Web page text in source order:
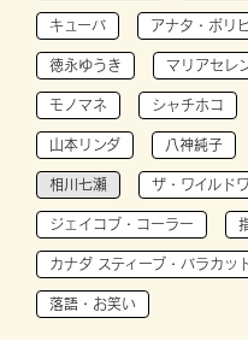
キューバ アナタ・ボリ
徳永ゆうき マリアセレ
モノマネ シャチホコ
山本リンダ 八神純子
相川七瀬 ザ・ワイルド
ジェイコブ・コーラー
カナダ スティーブ・バラカッ
落語・お笑い